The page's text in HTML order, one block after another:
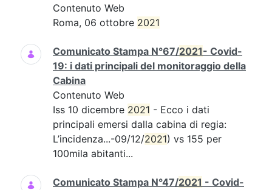
Contenuto Web
Roma, 06 ottobre 2021
Comunicato Stampa N°67/2021- Covid-
19: i dati principali del monitoraggio della
Cabina
Contenuto Web
Iss 10 dicembre 2021 - Ecco i dati
principali emersi dalla cabina di regia:
L’incidenza...-09/12/2021) vs 155 per
100mila abitanti...
Comunicato Stampa N°47/2021 - Covid-